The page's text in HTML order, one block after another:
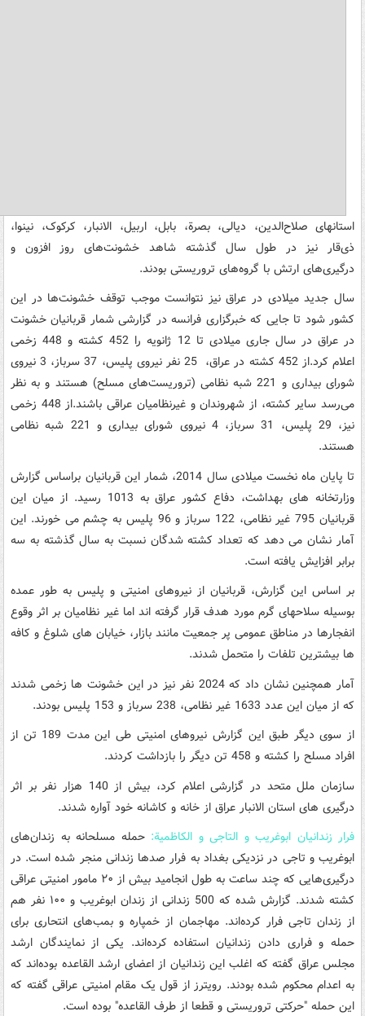
استانهای صلاح‌الدین، دیالی، بصرة، بابل، اربیل، الانبار، کرکوک، نینوا،
ذی‌قار نیز در طول سال گذشته شاهد خشونت‌های روز افزون و
درگیری‌های ارتش با گروه‌های تروریستی بودند.
سال جدید میلادی در عراق نیز نتوانست موجب توقف خشونت‌ها در این
کشور شود تا جایی که خبرگزاری فرانسه در گزارشی شمار قربانیان خشونت
در عراق در سال جاری میلادی تا 12 ژانویه را 452 کشته و 448 زخمی
اعلام کرد.از 452 کشته در عراق، 25 نفر نیروی پلیس، 37 سرباز، 3 نیروی
شورای بیداری و 221 شبه نظامی (تروریست‌های مسلح) هستند و به نظر
می‌رسد سایر کشته، از شهروندان و غیرنظامیان عراقی باشند.از 448 زخمی
نیز، 29 پلیس، 31 سرباز، 4 نیروی شورای بیداری و 221 شبه نظامی
هستند.
تا پایان ماه نخست میلادی سال 2014، شمار این قربانیان براساس گزارش
وزارتخانه های بهداشت، دفاع کشور عراق به 1013 رسید. از میان این
قربانیان 795 غیر نظامی، 122 سرباز و 96 پلیس به چشم می خورند. این
آمار نشان می دهد که تعداد کشته شدگان نسبت به سال گذشته به سه
برابر افزایش یافته است.
بر اساس این گزارش، قربانیان از نیروهای امنیتی و پلیس به طور عمده
بوسیله سلاحهای گرم مورد هدف قرار گرفته اند اما غیر نظامیان بر اثر وقوع
انفجارها در مناطق عمومی پر جمعیت مانند بازار، خیابان های شلوغ و کافه
ها بیشترین تلفات را متحمل شدند.
آمار همچنین نشان داد که 2024 نفر نیز در این خشونت ها زخمی شدند
که از میان این عدد 1633 غیر نظامی، 238 سرباز و 153 پلیس بودند.
از سوی دیگر طبق این گزارش نیروهای امنیتی طی این مدت 189 تن از
افراد مسلح را کشته و 458 تن دیگر را بازداشت کردند.
سازمان ملل متحد در گزارشی اعلام کرد، بیش از 140 هزار نفر بر اثر
درگیری های استان الانبار عراق از خانه و کاشانه خود آواره شدند.
فرار زندانیان ابوغریب و التاجی و الکاظمیة: حمله مسلحانه به زندان‌های
ابوغریب و تاجی در نزدیکی بغداد به فرار صدها زندانی منجر شده است. در
درگیری‌هایی که چند ساعت به طول انجامید بیش از ٢٠ مامور امنیتی عراقی
کشته شدند. گزارش شده که 500 زندانی از زندان ابوغریب و ١٠٠ نفر هم
از زندان تاجی فرار کرده‌اند. مهاجمان از خمپاره و بمب‌های انتحاری برای
حمله و فراری دادن زندانیان استفاده کرده‌اند. یکی از نمایندگان ارشد
مجلس عراق گفته که اغلب این زندانیان از اعضای ارشد القاعده بوده‌اند که
به اعدام محکوم شده بودند. رویترز از قول یک مقام امنیتی عراقی گفته که
این حمله "حرکتی تروریستی و قطعا از طرف القاعده" بوده است.